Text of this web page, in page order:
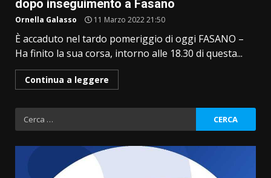
dopo inseguimento a Fasano
Ornella Galasso 11 Marzo 2022 21:50
È accaduto nel tardo pomeriggio di oggi FASANO –
Ha finito la sua corsa, intorno alle 18.30 di questa...
Continua a leggere
Ricerca
per: